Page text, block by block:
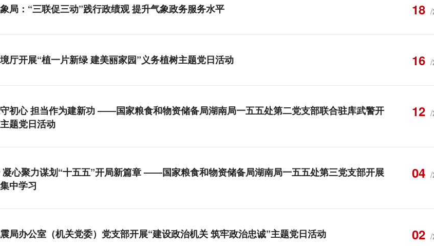
局：“三联促三动”践行政绩观 提升气象政务服务水平 18
厅开展“植一片新绿 建美丽家园”义务植树主题党日活动 16
初心 担当作为建新功 ——国家粮食和物资储备局湖南局一五五处第二党支部联合驻库武警开
题党日活动
12
凝心聚力谋划“十五五”开局新篇章 ——国家粮食和物资储备局湖南局一五五处第三党支部开展
中学习
04
局办公室（机关党委）党支部开展“建设政治机关 筑牢政治忠诚”主题党日活动 02